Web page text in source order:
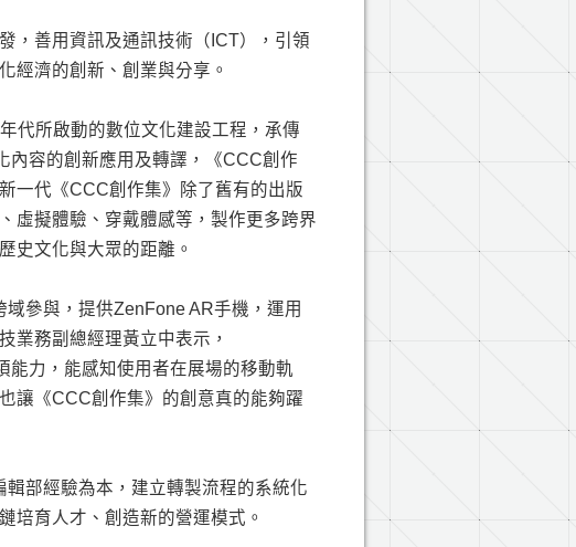
，善用資訊及通訊技術（ICT），引領
經濟的創新、創業與分享。
代所啟動的數位文化建設工程，承傳
內容的創新應用及轉譯，《CCC創作
一代《CCC創作集》除了舊有的出版
虛擬體驗、穿戴體感等，製作更多跨界
史文化與大眾的距離。
參與，提供ZenFone AR手機，運用
業務副總經理黃立中表示，
能力，能感知使用者在展場的移動軌
讓《CCC創作集》的創意真的能夠躍
部經驗為本，建立轉製流程的系統化
培育人才、創造新的營運模式。